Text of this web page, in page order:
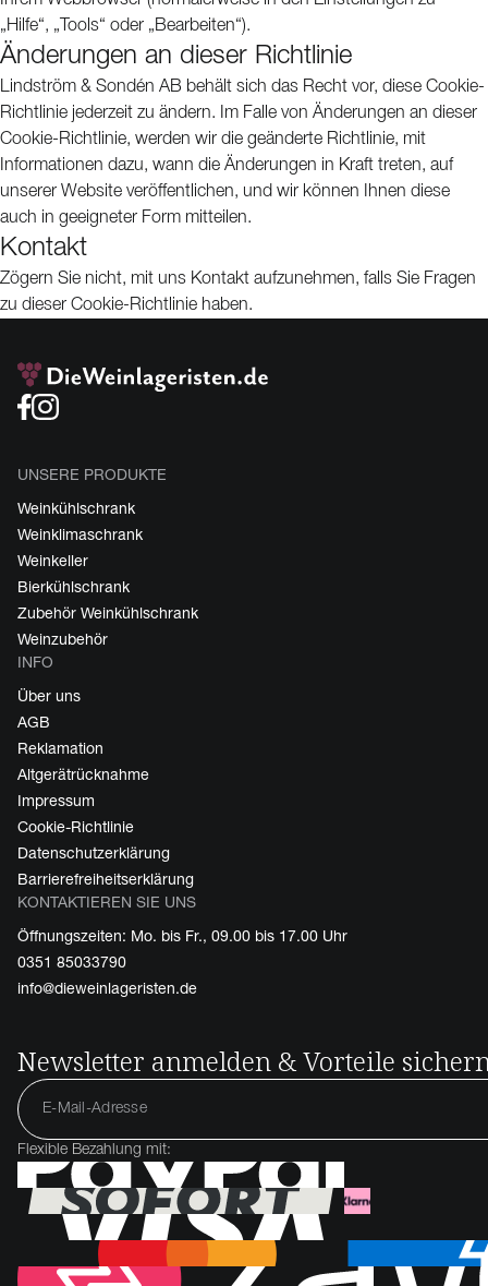
„Hilfe“, „Tools“ oder „Bearbeiten“).
Änderungen an dieser Richtlinie
Lindström & Sondén AB behält sich das Recht vor, diese Cookie-
Richtlinie jederzeit zu ändern. Im Falle von Änderungen an dieser
Cookie-Richtlinie, werden wir die geänderte Richtlinie, mit
Informationen dazu, wann die Änderungen in Kraft treten, auf
unserer Website veröffentlichen, und wir können Ihnen diese
auch in geeigneter Form mitteilen.
Kontakt
Zögern Sie nicht, mit uns Kontakt aufzunehmen, falls Sie Fragen
zu dieser Cookie-Richtlinie haben.
UNSERE PRODUKTE
Weinkühlschrank
Weinklimaschrank
Weinkeller
Bierkühlschrank
Zubehör Weinkühlschrank
Weinzubehör
INFO
Über uns
AGB
Reklamation
Altgerätrücknahme
Impressum
Cookie-Richtlinie
Datenschutzerklärung
Barrierefreiheitserklärung
KONTAKTIEREN SIE UNS
Öffnungszeiten: Mo. bis Fr., 09.00 bis 17.00 Uhr
0351 85033790
info@dieweinlageristen.de
Newsletter anmelden & Vorteile
Flexible Bezahlung mit: